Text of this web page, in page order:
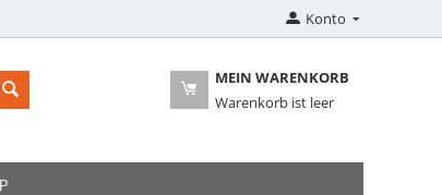
Konto
MEIN WARENKORB
Warenkorb ist leer